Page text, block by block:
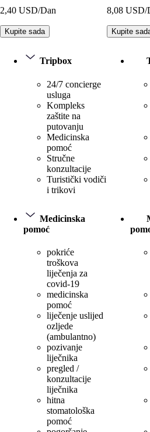
2,40 USD/Dan
Kupite sada
Tripbox
24/7 concierge
usluga
Kompleks
zaštite na
putovanju
Medicinska
pomoć
Stručne
konzultacije
Turistički vodiči
i trikovi
Medicinska
pomoć
pokriće
troškova
liječenja za
covid-19
medicinska
pomoć
liječenje uslijed
ozljede
(ambulantno)
pozivanje
liječnika
pregled /
konzultacije
liječnika
hitna
stomatološka
pomoć
8,08 USD/
Kupite